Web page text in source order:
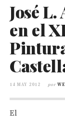
José
en el
14 MAY 2012 por
El